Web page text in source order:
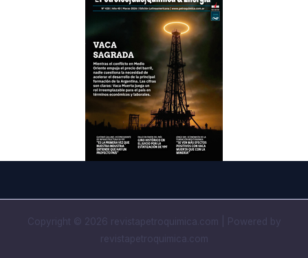
Copyright © 2026 revistapetroquimica.com | Powered by
revistapetroquimica.com